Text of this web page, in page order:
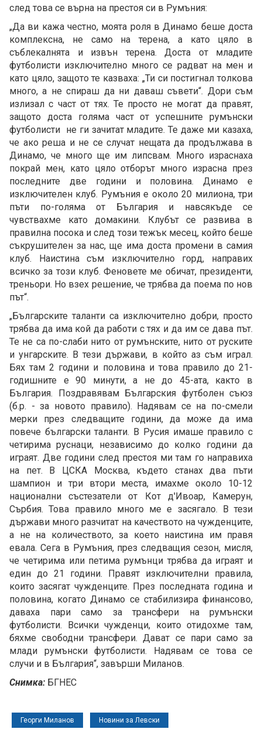
след това се върна на престоя си в Румъния:
„Да ви кажа честно, моята роля в Динамо беше доста
комплексна, не само на терена, а като цяло в
съблекалнята и извън терена. Доста от младите
футболисти изключително много се радват на мен и
като цяло, защото те казваха: „Ти си постигнал толкова
много, а не спираш да ни даваш съвети“. Дори съм
излизал с част от тях. Те просто не могат да правят,
защото доста голяма част от успешните румънски
футболисти не ги зачитат младите. Те даже ми казаха,
че ако реша и не се случат нещата да продължава в
Динамо, че много ще им липсвам. Много израснаха
покрай мен, като цяло отборът много израсна през
последните две години и половина. Динамо е
изключителен клуб. Румъния е около 20 милиона, три
пъти по-голяма от България и навсякъде се
чувствахме като домакини. Клубът се развива в
правилна посока и след този тежък месец, който беше
съкрушителен за нас, ще има доста промени в самия
клуб. Наистина съм изключително горд, направих
всичко за този клуб. Феновете ме обичат, президенти,
треньори. Но взех решение, че трябва да поема по нов
път“.
„Българските таланти са изключително добри, просто
трябва да има кой да работи с тях и да им се дава път.
Те не са по-слаби нито от румънските, нито от руските
и унгарските. В тези държави, в който аз съм играл.
Бях там 2 години и половина и това правило до 21-
годишните е 90 минути, а не до 45-ата, както в
България. Поздравявам Българския футболен cъюз
(б.р. - за новото правило). Надявам се на по-смели
мерки през следващите години, да може да има
повече български таланти. В Русия имаше правило с
четирима руснаци, независимо до колко години да
играят. Две години след престоя ми там го направиха
на пет. В ЦСКА Москва, където станах два пъти
шампион и три втори места, имахме около 10-12
национални състезатели от Кот д'Ивоар, Камерун,
Сърбия. Това правило много ме е засягало. В тези
държави много разчитат на качеството на чужденците,
а не на количеството, за което наистина им правя
евала. Сега в Румъния, през следващия сезон, мисля,
че четирима или петима румънци трябва да играят и
един до 21 години. Правят изключителни правила,
които засягат чужденците. През последната година и
половина, когато Динамо се стабилизира финансово,
даваха пари само за трансфери на румънски
футболисти. Всички чужденци, които отидохме там,
бяхме свободни трансфери. Дават се пари само за
млади румънски футболисти. Надявам се това се
случи и в България“, завърши Миланов.
Снимка: БГНЕС
Георги Миланов Новини за Левски